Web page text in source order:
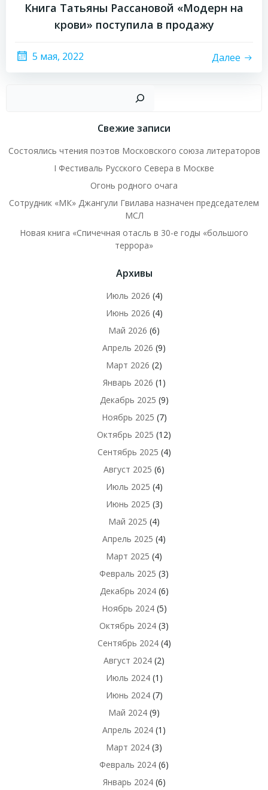
Книга Татьяны Рассановой «Модерн на
крови» поступила в продажу
5 мая, 2022 Далее
Свежие записи
Состоялись чтения поэтов Московского союза литераторов
I Фестиваль Русского Севера в Москве
Огонь родного очага
Сотрудник «МК» Джангули Гвилава назначен председателем
МСЛ
Новая книга «Спичечная отасль в 30-е годы «большого
террора»
Архивы
Июль 2026 (4)
Июнь 2026 (4)
Май 2026 (6)
Апрель 2026 (9)
Март 2026 (2)
Январь 2026 (1)
Декабрь 2025 (9)
Ноябрь 2025 (7)
Октябрь 2025 (12)
Сентябрь 2025 (4)
Август 2025 (6)
Июль 2025 (4)
Июнь 2025 (3)
Май 2025 (4)
Апрель 2025 (4)
Март 2025 (4)
Февраль 2025 (3)
Декабрь 2024(6)
Ноябрь 2024(5)
Октябрь 2024 (3)
Сентябрь 2024(4)
Август 2024 (2)
Июль 2024(1)
Июнь 2024(7)
Май 2024 (9)
Апрель 2024 (1)
Март 2024 (3)
Февраль 2024 (6)
Январь 2024(6)